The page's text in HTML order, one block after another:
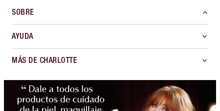
SOBRE
AYUDA
MÁS DE CHARLOTTE